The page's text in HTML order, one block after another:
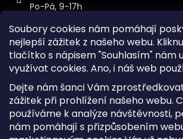
Soubory cookies nám pomáhají
nejlepší zážitek z našeho webu.
tlačítko s nápisem "Souhlasím" nám
využívat cookies. Ano, i náš web
Dejte nám šanci Vám
zážitek při prohlížení našeho webu.
používáme k analýze návštěvnosti,
nám pomáhají s přizpůsobením
Po-Pá, 9-17h
Kontakt
Sitemap
Doprava a Platba
Reklamace Zboží